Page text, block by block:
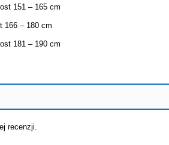
151 – 165 cm
166 – 180 cm
181 – 190 cm
recenzji.